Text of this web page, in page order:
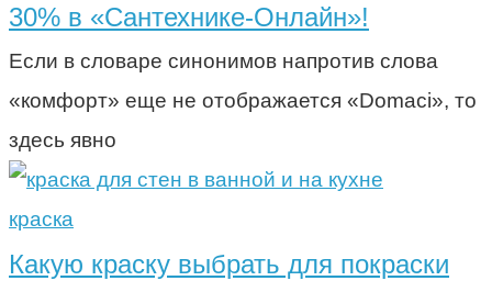
30% в «Сантехнике-Онлайн»!
Если в словаре синонимов напротив слова
«комфорт» еще не отображается «Domaci», то
здесь явно
краска
Какую краску выбрать для покраски